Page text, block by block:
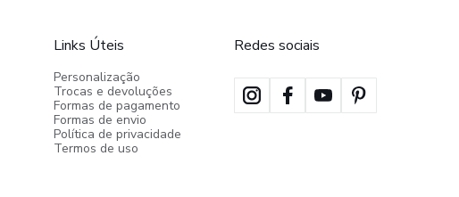
Links Úteis
Personalização
Trocas e devoluções
Formas de pagamento
Formas de envio
Política de privacidade
Termos de uso
Redes sociais